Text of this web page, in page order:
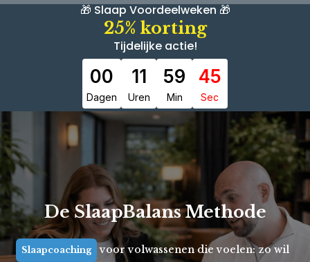
🎁 Slaap Voordeelweken 🎁
25% korting
Tijdelijke actie!
00
Dagen
11
Uren
59
Min
43
Sec
De SlaapBalans Methode
Slaapcoaching
voor volwassenen die voelen: zo wil